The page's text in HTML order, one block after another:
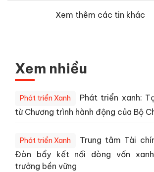
Xem thêm các tin khác
Xem nhiều
Phát triển Xanh
Phát triển xanh:
từ Chương trình hành động của Bộ
Phát triển Xanh
Trung tâm Tài
Đòn bẩy kết nối dòng vốn
trưởng bền vững